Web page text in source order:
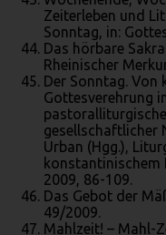
Zeiterleben und
Sonntag, in:
Das hörbare
Rheinischer
Der Sonntag. Von
Gottesverehrung
gesellschaftlicher
Urban (Hgg.),
konstantinischem
2009, 86-109.
Das Gebot der
49/2009.
Mahlzeit! – Mahl-